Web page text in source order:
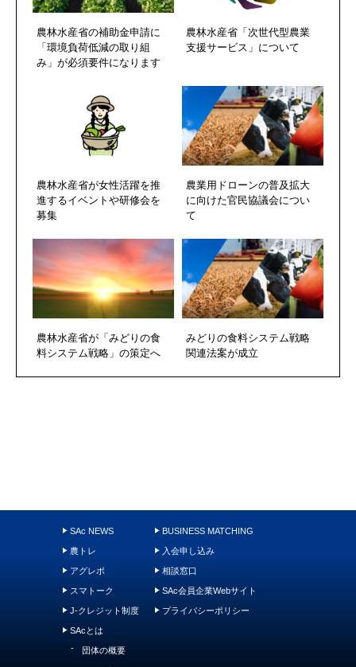
農林水産省の補助金申請に
「環境負荷低減の取り組
み」が必須要件になります
農林水産省「次世代型農業
支援サービス」について
農林水産省が女性活躍を推
進するイベントや研修会を
募集
農業用ドローンの普及拡大
に向けた官民協議会につい
て
農林水産省が「みどりの食
料システム戦略」の策定へ
みどりの食料システム戦略
関連法案が成立
SAc NEWS
農トレ
アグレポ
スマトーク
J-クレジット制度
SAcとは
団体の概要
BUSINESS MATCHING
入会申し込み
相談窓口
SAc会員企業Webサイト
プライバシーポリシー